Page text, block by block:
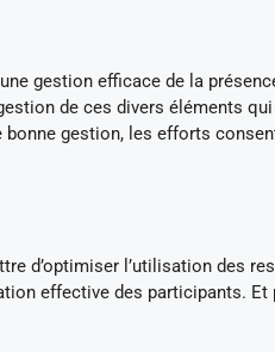
gestion efficace de la
de ces divers éléments
gestion, les efforts
d’optimiser l’utilisation des
effective des participants.